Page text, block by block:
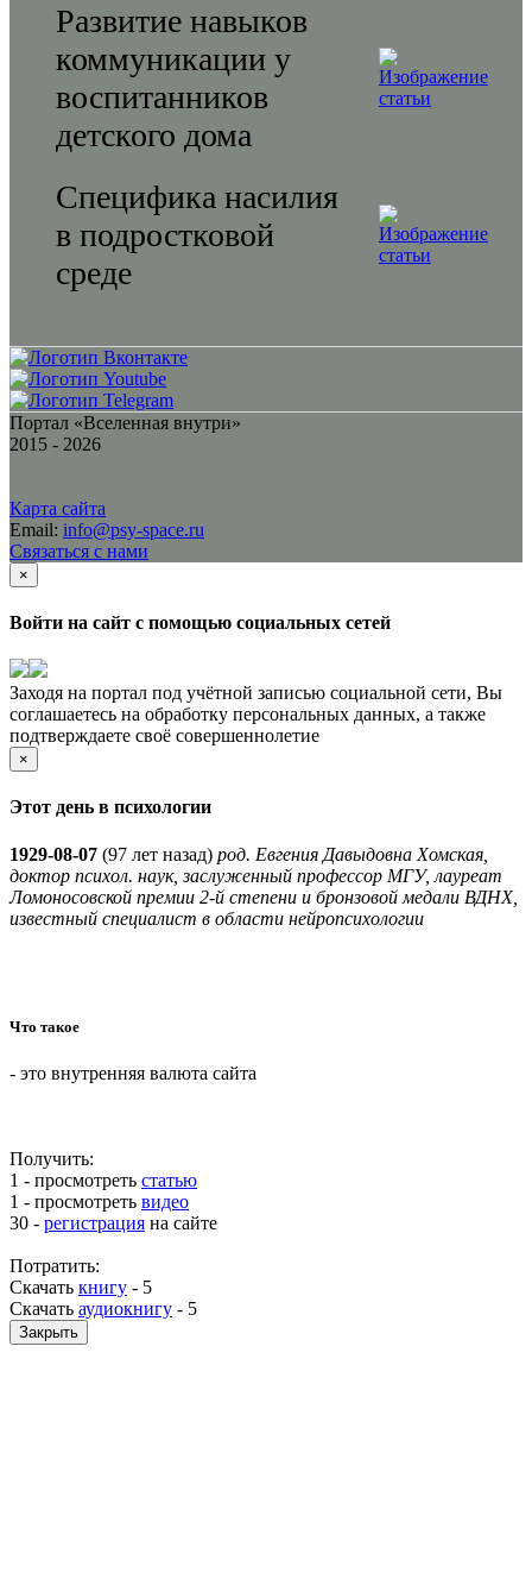
Развитие навыков
коммуникации у
воспитанников
детского дома
Специфика насилия
в подростковой
среде
Портал «Вселенная внутри»
2015 - 2026
Карта сайта
Email: info@psy-space.ru
Связаться с нами
×
Войти на сайт с помощью социальных сетей
Заходя на портал под учётной записью социальной сети, Вы
соглашаетесь на обработку персональных данных, а также
подтверждаете своё совершеннолетие
×
Этот день в психологии
1929-08-07 (97 лет назад) род. Евгения Давыдовна Хомская,
доктор психол. наук, заслуженный профессор МГУ, лауреат
Ломоносовской премии 2-й степени и бронзовой медали ВДНХ,
известный специалист в области нейропсихологии
Что такое
- это внутренняя валюта сайта
Получить:
1 - просмотреть статью
1 - просмотреть видео
30 - регистрация на сайте
Потратить:
Скачать книгу - 5
Скачать аудиокнигу - 5
Закрыть